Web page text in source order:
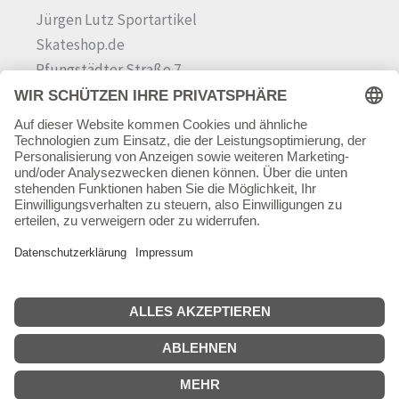
Jürgen Lutz Sportartikel
Skateshop.de
Pfungstädter Straße 7
64342 Seeheim-Jugenheim
Tel.06257 868181
Mail:info@skateshop.de
Warenkorb
Mein Konto
Copyright © 2026 skateshop.de